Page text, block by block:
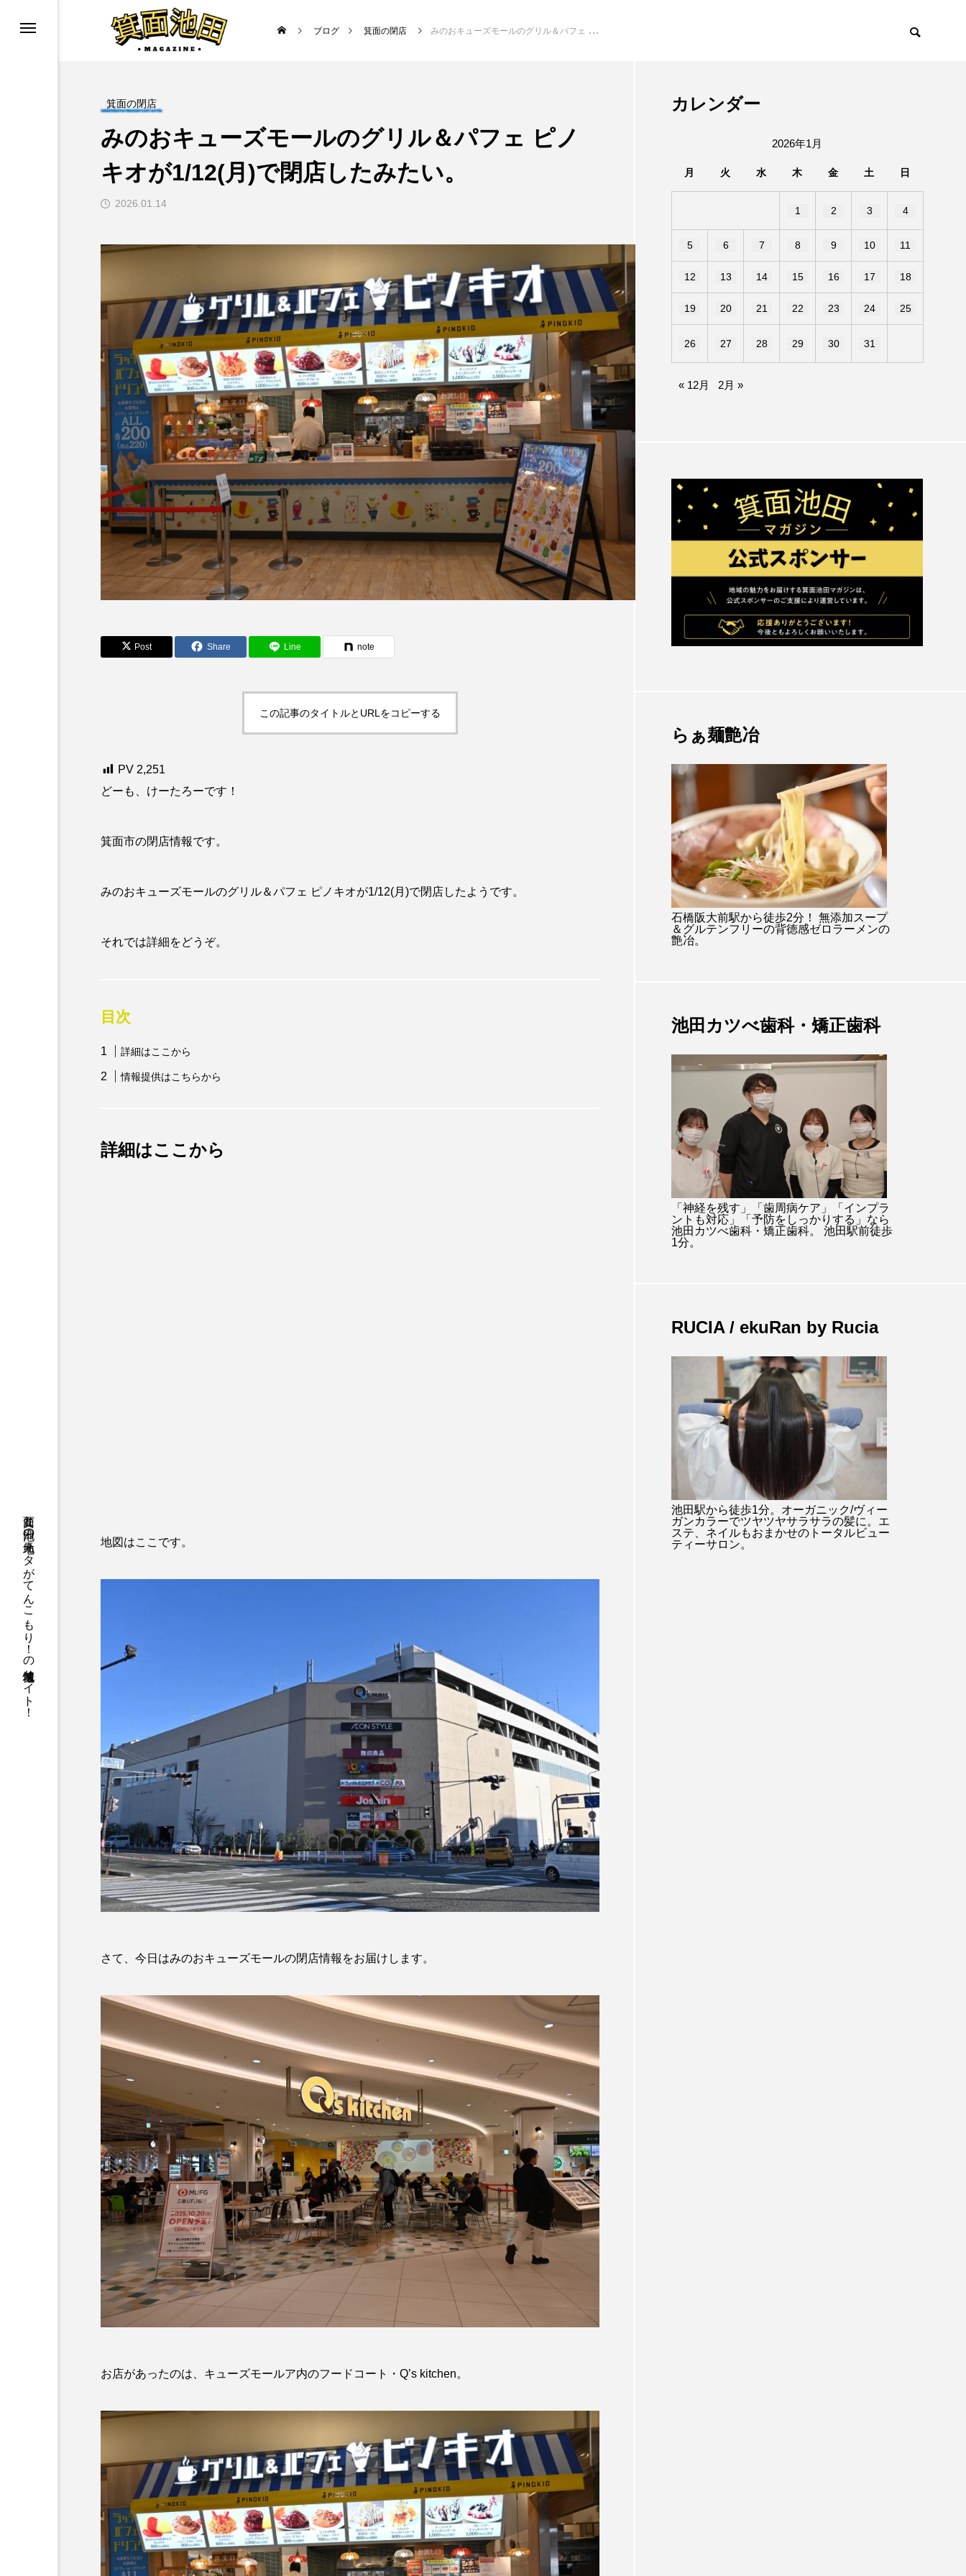
箕面と池田の地元ネタがてんこもり！の地域情報サイト！
ブログ 箕面の閉店 みのおキューズモールのグリル＆パフェ ピノキオが1/12(月)で閉店したみたい。
箕面の閉店
みのおキューズモールのグリル＆パフェ ピノ
キオが1/12(月)で閉店したみたい。
2026.01.14
Post Share Line note
この記事のタイトルとURLをコピーする
PV 2,251
どーも、けーたろーです！
箕面市の閉店情報です。
みのおキューズモールのグリル＆パフェ ピノキオが1/12(月)で閉店したようです。
それでは詳細をどうぞ。
目次
詳細はここから
情報提供はこちらから
詳細はここから
地図はここです。
さて、今日はみのおキューズモールの閉店情報をお届けします。
お店があったのは、キューズモールア内のフードコート・Q’s kitchen。
カレンダー
2026年1月
月 火 水 木 金 土 日
1 2 3 4
5 6 7 8 9 10 11
12 13 14 15 16 17 18
19 20 21 22 23 24 25
26 27 28 29 30 31
« 12月 2月 »
らぁ麺艶冶
石橋阪大前駅から徒歩2分！ 無添加スープ
＆グルテンフリーの背徳感ゼロラーメンの
艶冶。
池田カツべ歯科・矯正歯科
「神経を残す」「歯周病ケア」「インプラ
ントも対応」「予防をしっかりする」なら
池田カツべ歯科・矯正歯科。 池田駅前徒歩
1分。
RUCIA / ekuRan by Rucia
池田駅から徒歩1分。オーガニック/ヴィー
ガンカラーでツヤツヤサラサラの髪に。エ
ステ、ネイルもおまかせのトータルビュー
ティーサロン。